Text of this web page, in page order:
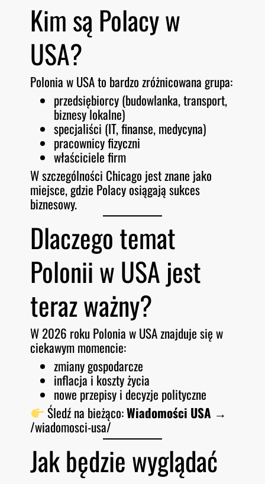
Kim są Polacy w
USA?
Polonia w USA to bardzo zróżnicowana grupa:
przedsiębiorcy (budowlanka, transport,
biznesy lokalne)
specjaliści (IT, finanse, medycyna)
pracownicy fizyczni
właściciele firm
W szczególności Chicago jest znane jako
miejsce, gdzie Polacy osiągają sukces
biznesowy.
Dlaczego temat
Polonii w USA jest
teraz ważny?
W 2026 roku Polonia w USA znajduje się w
ciekawym momencie:
zmiany gospodarcze
inflacja i koszty życia
nowe przepisy i decyzje polityczne
Śledź na bieżąco:Wiadomości USA →
/wiadomosci-usa/
Jak będzie wyglądać